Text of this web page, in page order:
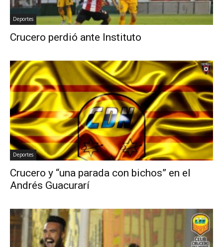
Deportes
Crucero perdió ante Instituto
Deportes
Crucero y “una parada con bichos” en el
Andrés Guacurarí